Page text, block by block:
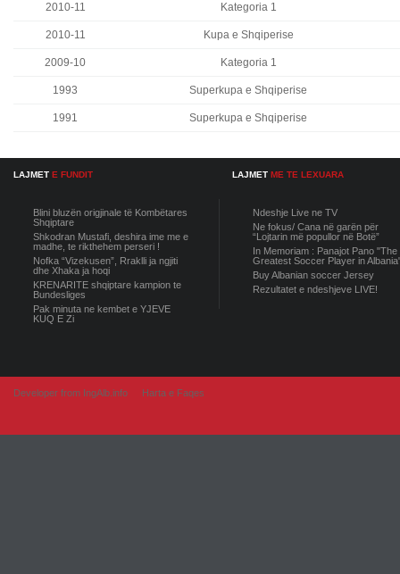
2010-11 Kategoria 1
2010-11 Kupa e Shqiperise
2009-10 Kategoria 1
1993 Superkupa e Shqiperise
1991 Superkupa e Shqiperise
LAJMET E FUNDIT
Blini bluzën origjinale të Kombëtares
Shqiptare
Shkodran Mustafi, deshira ime me e
madhe, te rikthehem perseri !
Nofka “Vizekusen”, Rraklli ja ngjiti
dhe Xhaka ja hoqi
KRENARITE shqiptare kampion te
Bundesliges
Pak minuta ne kembet e YJEVE
KUQ E Zi
LAJMET ME TE LEXUARA
Ndeshje Live ne TV
Ne fokus/ Cana në garën për
“Lojtarin më popullor në Botë”
In Memoriam : Panajot Pano "The
Greatest Soccer Player in
Buy Albanian soccer Jersey
Rezultatet e ndeshjeve LIVE!
Developer from IngAlb.info Harta e Faqes